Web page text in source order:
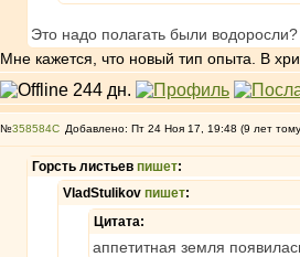
Это надо полагать были водоросли?
Мне кажется, что новый тип опыта. В
№358584 Добавлено: Пт 24 Ноя 17, 19:48 (9 лет
Горсть листьев пишет:
VladStulikov пишет:
Цитата:
аппетитная земля